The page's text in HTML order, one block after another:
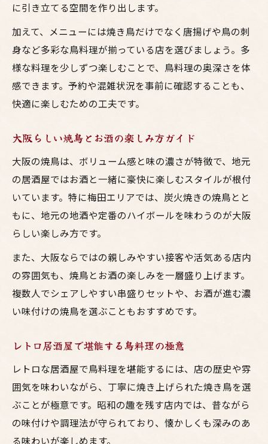
に引き立てる空間を作り出します。
加えて、メニューには焼き鳥だけでなく唐揚げや鳥の刺
身など多彩な鳥料理が揃っている店を選びましょう。多
様な料理を少しずつ楽しむことで、鳥料理の奥深さを体
感できます。予約や混雑状況を事前に確認することも、
快適に楽しむための工夫です。
大阪らしい焼鳥とお酒の楽しみ方ガイド
大阪の焼鳥は、ボリューム感と味の濃さが特徴で、地元
の居酒屋ではお酒と一緒に豪快に楽しむスタイルが根付
いています。特に梅田エリアでは、炭火焼きの焼鳥とと
もに、地元の地酒や定番のハイボールを味わうのが大阪
らしい楽しみ方です。
また、大阪ならではの親しみやすい接客や活気ある店内
の雰囲気も、焼鳥とお酒の楽しみを一層盛り上げます。
複数人でシェアしやすい串盛りセットや、お酒が進む濃
い味付けの焼鳥を選ぶこともおすすめです。
レトロ居酒屋で堪能する鳥料理の極意
レトロな居酒屋で鳥料理を堪能するには、店の歴史や雰
囲気を味わいながら、丁寧に焼き上げられた焼き鳥を選
ぶことが極意です。昭和の趣を残す店内では、昔ながら
の味付けや調理法が守られており、懐かしくも深みのあ
る味わいが楽しめます。